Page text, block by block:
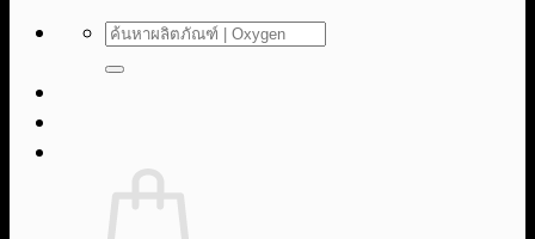
ค้นหา: